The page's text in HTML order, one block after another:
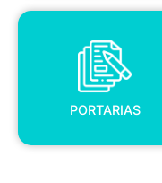
PORTARIAS
PORTARIAS